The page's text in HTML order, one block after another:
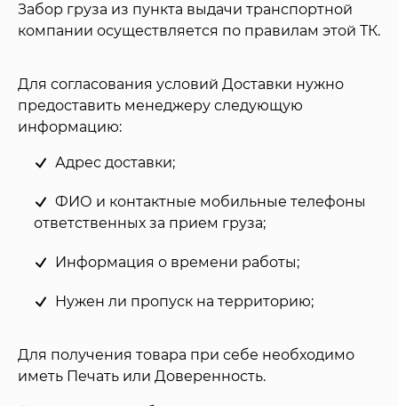
Забор груза из пункта выдачи транспортной
компании осуществляется по правилам этой ТК.
Для согласования условий Доставки нужно
предоставить менеджеру следующую
информацию:
Адрес доставки;
ФИО и контактные мобильные телефоны
ответственных за прием груза;
Информация о времени работы;
Нужен ли пропуск на территорию;
Для получения товара при себе необходимо
иметь Печать или Доверенность.